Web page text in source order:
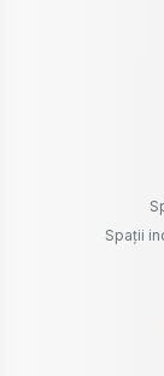
Spații